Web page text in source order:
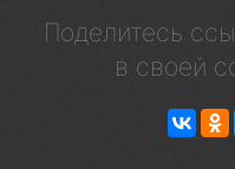
Поделитесь
в своей